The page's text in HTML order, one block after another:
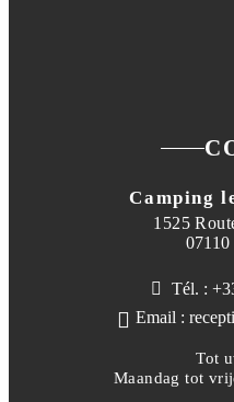
Camping
1525
07110
Tél. :
Email :
Tot
Maandag tot